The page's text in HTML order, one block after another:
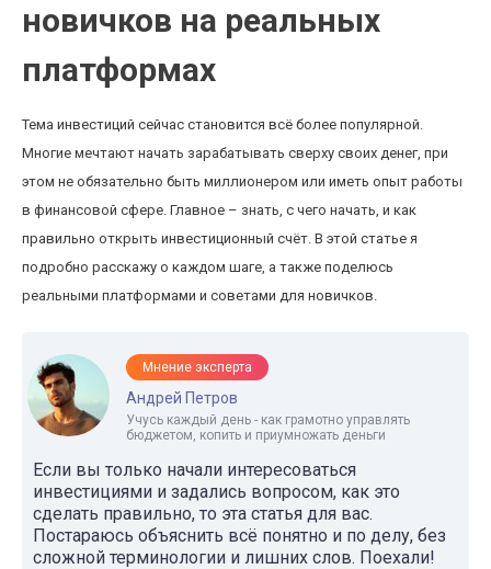
новичков на реальных
платформах
Тема инвестиций сейчас становится всё более популярной.
Многие мечтают начать зарабатывать сверху своих денег, при
этом не обязательно быть миллионером или иметь опыт работы
в финансовой сфере. Главное – знать, с чего начать, и как
правильно открыть инвестиционный счёт. В этой статье я
подробно расскажу о каждом шаге, а также поделюсь
реальными платформами и советами для новичков.
Мнение эксперта
Андрей Петров
Учусь каждый день - как грамотно управлять
бюджетом, копить и приумножать деньги
Если вы только начали интересоваться
инвестициями и задались вопросом, как это
сделать правильно, то эта статья для вас.
Постараюсь объяснить всё понятно и по делу, без
сложной терминологии и лишних слов. Поехали!